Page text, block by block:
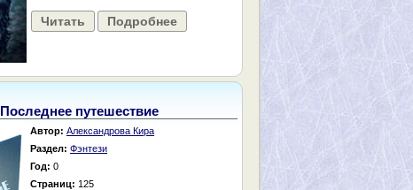
Читать Подробнее
Последнее путешествие
Автор: Александрова Кира
Раздел: Фэнтези
Год: 0
Страниц: 125